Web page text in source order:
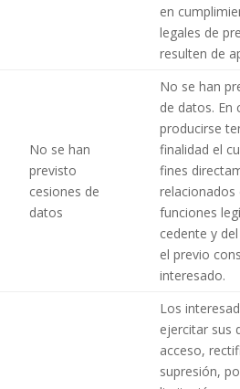
en
legales de
resulten de
No se han
previsto
cesiones de
datos
No se han
de datos. En
producirse
finalidad el
fines
relacionados
funciones
cedente y
el previo
interesado.
Los
ejercitar sus
acceso,
supresión,